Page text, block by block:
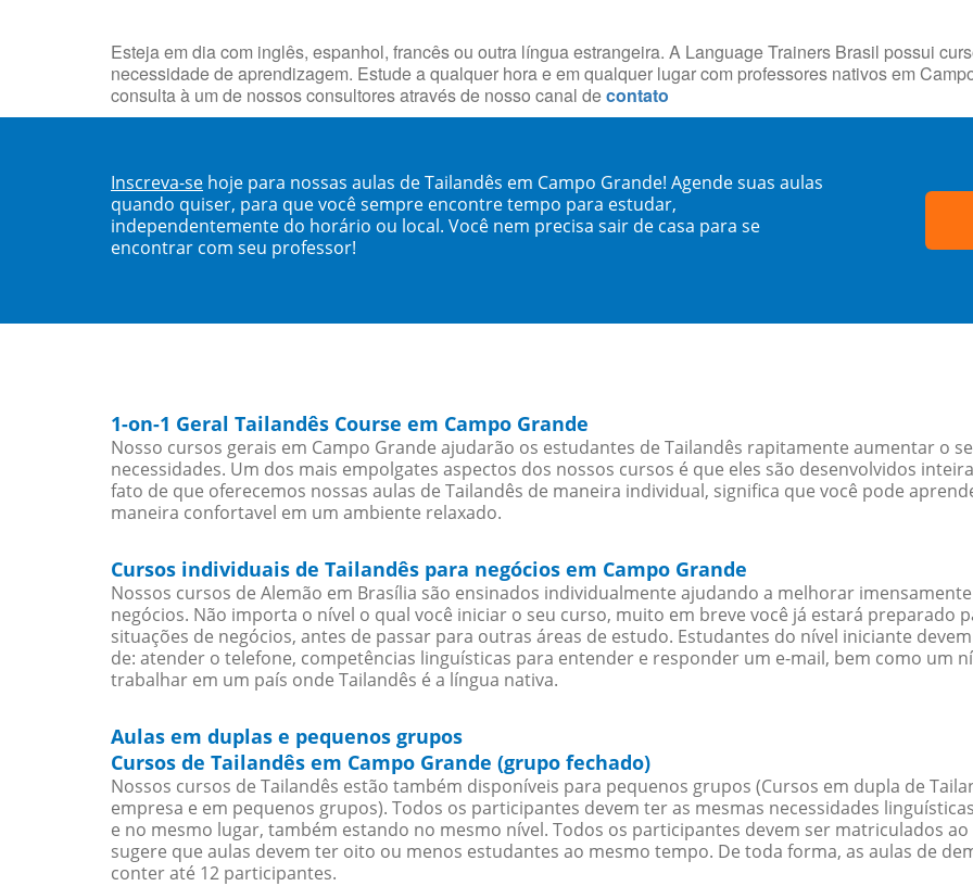
Esteja em dia com inglês, espanhol, francês ou outra língua estrangeira. A Language Trainers Brasil possui
necessidade de aprendizagem. Estude a qualquer hora e em qualquer lugar com professores nativos em
consulta à um de nossos consultores através de nosso canal decontato
Inscreva-se hoje para nossas aulas de Tailandês em Campo Grande! Agende suas aulas
quando quiser, para que você sempre encontre tempo para estudar,
independentemente do horário ou local. Você nem precisa sair de casa para se
encontrar com seu professor!
1-on-1 Geral Tailandês Course em Campo Grande
Nosso cursos gerais em Campo Grande ajudarão os estudantes de Tailandês rapitamente aumentar o
necessidades. Um dos mais empolgates aspectos dos nossos cursos é que eles são desenvolvidos
fato de que oferecemos nossas aulas de Tailandês de maneira individual, significa que você pode
maneira confortavel em um ambiente relaxado.
Cursos individuais de Tailandês para negócios em Campo Grande
Nossos cursos de Alemão em Brasília são ensinados individualmente ajudando a melhorar
negócios. Não importa o nível o qual você iniciar o seu curso, muito em breve você já estará preparado
situações de negócios, antes de passar para outras áreas de estudo. Estudantes do nível iniciante
de: atender o telefone, competências linguísticas para entender e responder um e-mail, bem como um
trabalhar em um país onde Tailandês é a língua nativa.
Aulas em duplas e pequenos grupos
Cursos de Tailandês em Campo Grande (grupo fechado)
Nossos cursos de Tailandês estão também disponíveis para pequenos grupos (Cursos em dupla de
empresa e em pequenos grupos). Todos os participantes devem ter as mesmas necessidades
e no mesmo lugar, também estando no mesmo nível. Todos os participantes devem ser matriculados
sugere que aulas devem ter oito ou menos estudantes ao mesmo tempo. De toda forma, as aulas de
conter até 12 participantes.